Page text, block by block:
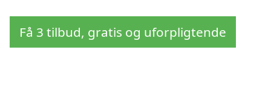
Få 3 tilbud, gratis og uforpligtende